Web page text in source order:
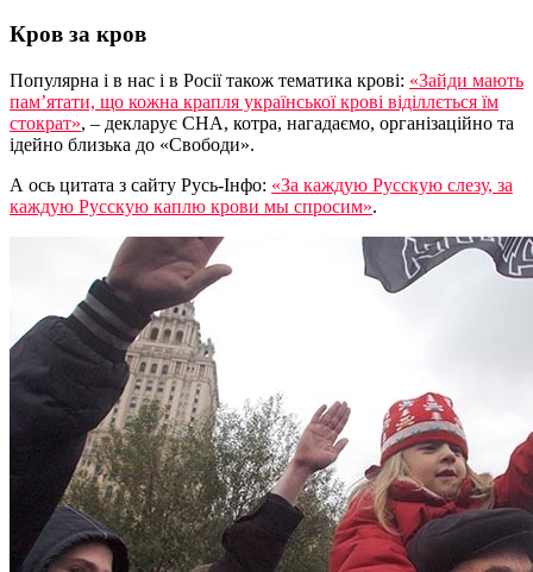
Кров за кров
Популярна і в нас і в Росії також тематика крові: «Зайди мають
пам’ятати, що кожна крапля української крові віділлється їм
стократ», – декларує СНА, котра, нагадаємо, організаційно та
ідейно близька до «Свободи».
А ось цитата з сайту Русь-Інфо: «За каждую Русскую слезу, за
каждую Русскую каплю крови мы спросим».